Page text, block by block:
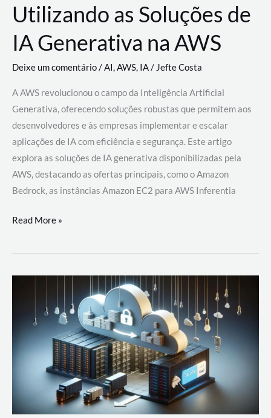
Utilizando as Soluções de
IA Generativa na AWS
Deixe um comentário/AI,AWS, IA/Jefte Costa
A AWS revolucionou o campo da Inteligência Artificial
Generativa, oferecendo soluções robustas que permitem aos
desenvolvedores e às empresas implementar e escalar
aplicações de IA com eficiência e segurança. Este artigo
explora as soluções de IA generativa disponibilizadas pela
AWS, destacando as ofertas principais, como o Amazon
Bedrock, as instâncias Amazon EC2 para AWS Inferentia
Utilizando
Soluções
AWS
Read More »